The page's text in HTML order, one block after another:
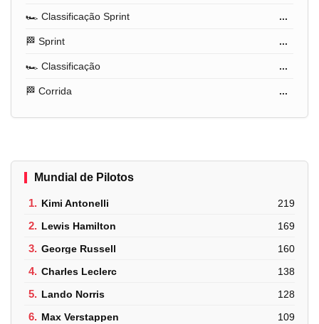
🏎️ Classificação Sprint ...
🏁 Sprint ...
🏎️ Classificação ...
🏁 Corrida ...
Mundial de Pilotos
1. Kimi Antonelli 219
2. Lewis Hamilton 169
3. George Russell 160
4. Charles Leclerc 138
5. Lando Norris 128
6. Max Verstappen 109